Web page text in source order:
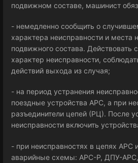
подвижном составе, машинист
- немедленно сообщить о
характера неисправности и места
подвижного состава. Действовать
характер неисправности,
действий выхода из случая;
- на период устранения
поездные устройства АРС, а при
разъединители цепей (РЦ). После
неисправности включить
- при неисправностях в цепях АРС
аварийные схемы: АРС-Р, ДПУ-